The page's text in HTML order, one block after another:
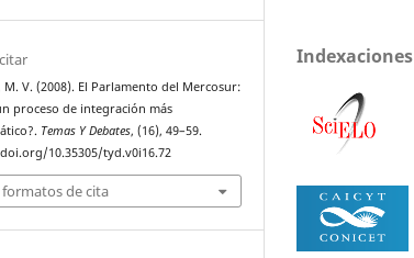
M. V. (2008). El Parlamento del Mercosur:
proceso de integración más
Temas Y Debates, (16), 49–59.
10.35305/tyd.v0i16.72
formatos de cita
Indexaciones